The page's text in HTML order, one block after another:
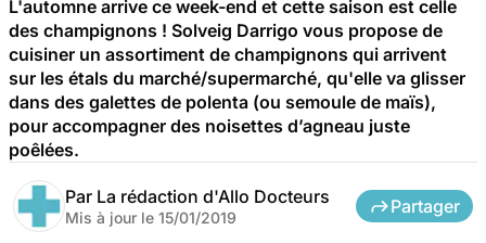
L'automne arrive ce week-end et cette saison est celle
des champignons ! Solveig Darrigo vous propose de
cuisiner un assortiment de champignons qui arrivent
sur les étals du marché/supermarché, qu'elle va glisser
dans des galettes de polenta (ou semoule de maïs),
pour accompagner des noisettes d’agneau juste
poêlées.
Par La rédaction d'Allo Docteurs
Mis à jour le 15/01/2019
Partager